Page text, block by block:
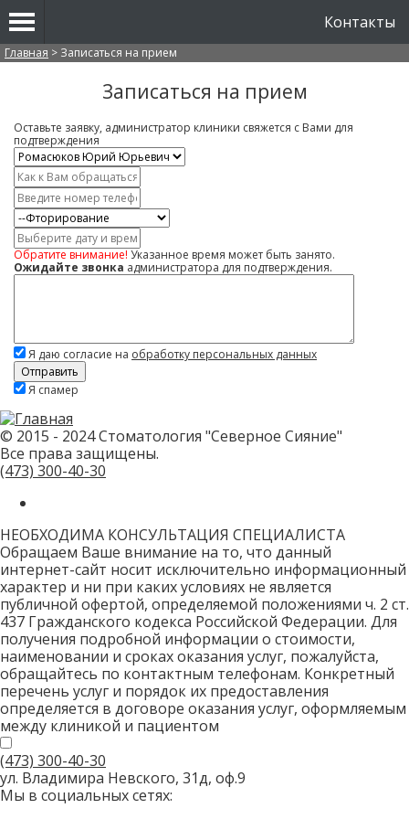
Контакты
Вы здесь
Главная > Записаться на прием
Записаться на прием
Оставьте заявку, администратор клиники свяжется с Вами для
подтверждения
Врач
*
Имя
*
Контактный
телефон
*
Услуга
Дата
и
время
Обратите внимание! Указанное время может быть занято.
Ожидайте звонка администратора для подтверждения.
Комментарий
Я даю согласие на обработку персональных данных
Скажите,
не
заполняйте
это
поле.
CAPTCHA
только
роботов!
Я спамер
© 2015 - 2024 Стоматология "Северное Сияние"
Все права защищены.
(473) 300-40-30
НЕОБХОДИМА КОНСУЛЬТАЦИЯ СПЕЦИАЛИСТА
Обращаем Ваше внимание на то, что данный
интернет-сайт носит исключительно информационный
характер и ни при каких условиях не является
публичной офертой, определяемой положениями ч. 2 ст.
437 Гражданского кодекса Российской Федерации. Для
получения подробной информации о стоимости,
наименовании и сроках оказания услуг, пожалуйста,
обращайтесь по контактным телефонам. Конкретный
перечень услуг и порядок их предоставления
определяется в договоре оказания услуг, оформляемым
между клиникой и пациентом
(473) 300-40-30
ул. Владимира Невского, 31д, оф.9
Мы в социальных сетях: